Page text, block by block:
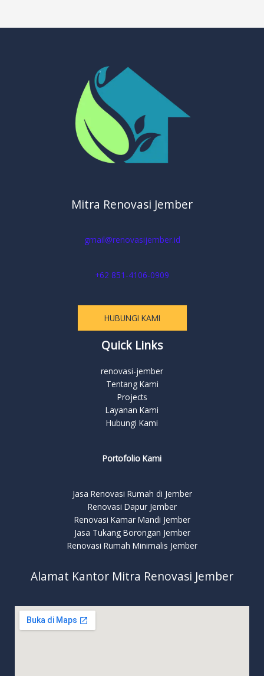
Mitra Renovasi Jember
gmail@renovasijember.id
+62 851-4106-0909
HUBUNGI KAMI
Quick Links
renovasi-jember
Tentang Kami
Projects
Layanan Kami
Hubungi Kami
Portofolio Kami
Jasa Renovasi Rumah di Jember
Renovasi Dapur Jember
Renovasi Kamar Mandi Jember
Jasa Tukang Borongan Jember
Renovasi Rumah Minimalis Jember
Alamat Kantor Mitra Renovasi Jember